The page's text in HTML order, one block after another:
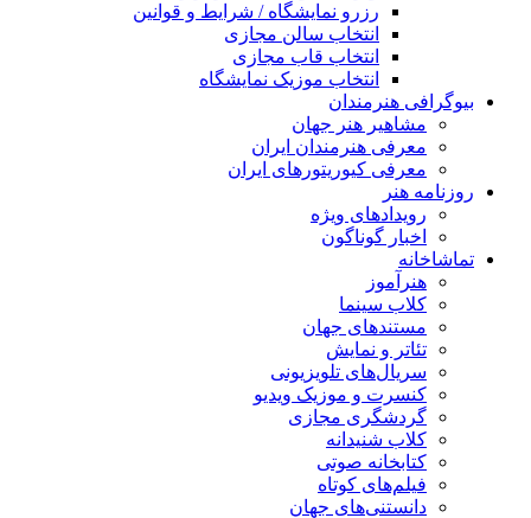
رزرو نمایشگاه / شرایط و قوانین
انتخاب سالن مجازی
انتخاب قاب مجازی
انتخاب موزیک نمایشگاه
بیوگرافی هنرمندان
مشاهیر هنر جهان
معرفی هنرمندان ایران
معرفی کیوریتورهای ایران
روزنامه هنر
رویدادهای ویژه
اخبار گوناگون
تماشاخانه
هنرآموز
کلاب سینما
مستندهای جهان
تئاتر و نمایش
سریال‌های تلویزیونی
کنسرت و موزیک ویدیو
گردشگری مجازی
کلاب شنیدانه
کتابخانه صوتی
فیلم‌های کوتاه
دانستنی‌های جهان